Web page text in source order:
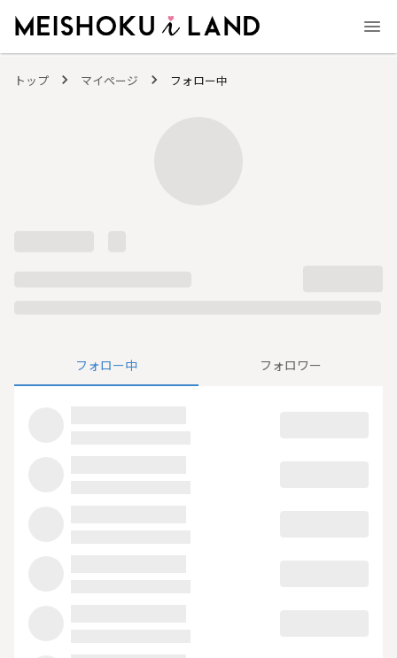
トップ マイページ フォロー中
フォロー中 フォロワー